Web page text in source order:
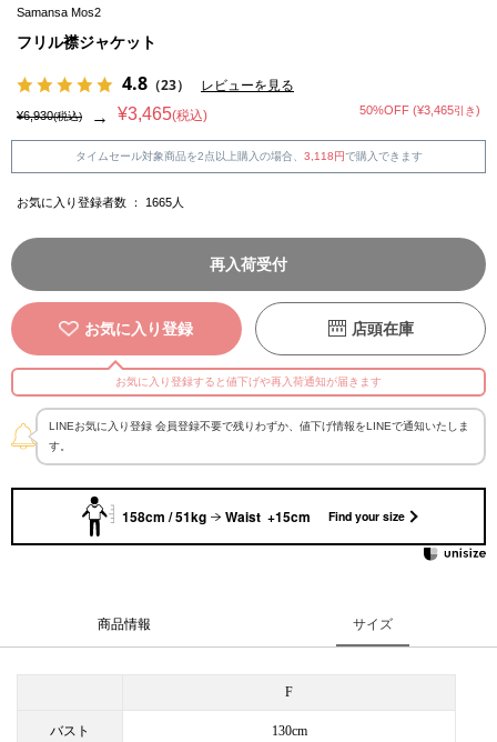
Samansa Mos2
フリル襟ジャケット
4.8 （23） レビューを見る
¥6,930(税込) → ¥3,465(税込) 50%OFF (¥3,465引き)
タイムセール対象商品を2点以上購入の場合、 3,118円で購入できます
お気に入り登録者数 ： 1665 人
再入荷受付
お気に入り登録 店頭在庫
お気に入り登録すると値下げや再入荷通知が届きます
LINEお気に入り登録 会員登録不要で残りわずか、値下げ情報をLINEで通知いたしま
す。
158cm / 51kg Waist +15cm Find your size
商品情報 サイズ
バスト
F
130cm